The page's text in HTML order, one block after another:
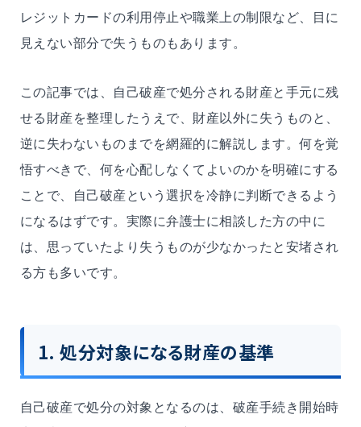
レジットカードの利用停止や職業上の制限など、目に
見えない部分で失うものもあります。
この記事では、自己破産で処分される財産と手元に残
せる財産を整理したうえで、財産以外に失うものと、
逆に失わないものまでを網羅的に解説します。何を覚
悟すべきで、何を心配しなくてよいのかを明確にする
ことで、自己破産という選択を冷静に判断できるよう
になるはずです。実際に弁護士に相談した方の中に
は、思っていたより失うものが少なかったと安堵され
る方も多いです。
1. 処分対象になる財産の基準
自己破産で処分の対象となるのは、破産手続き開始時